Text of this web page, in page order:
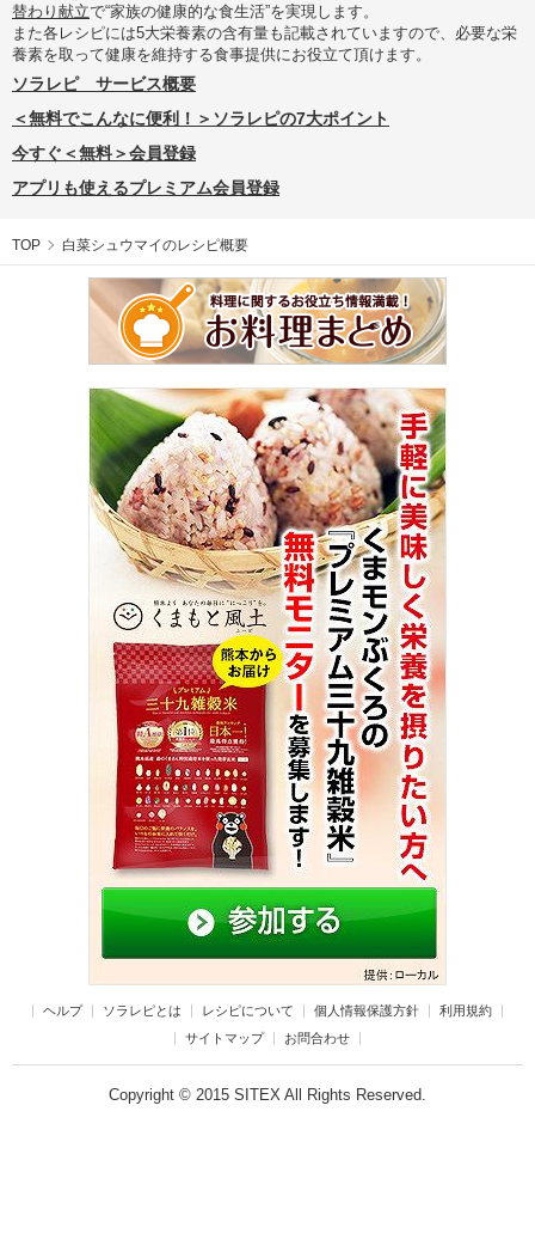
替わり献立で“家族の健康的な食生活”を実現します。
また各レシピには5大栄養素の含有量も記載されていますので、必要な栄
養素を取って健康を維持する食事提供にお役立て頂けます。
ソラレピ サービス概要
＜無料でこんなに便利！＞ソラレピの7大ポイント
今すぐ＜無料＞会員登録
アプリも使えるプレミアム会員登録
TOP 白菜シュウマイのレシピ概要
ヘルプ ソラレピとは レシピについて 個人情報保護方針
利用規約
サイトマップ
お問合わせ
Copyright © 2015 SITEX All Rights Reserved.